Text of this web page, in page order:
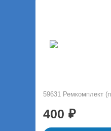
59631 Ремкомплект
400